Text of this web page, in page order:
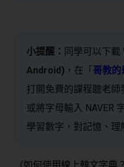
小提醒： 同學可以下載
Android) ，在「 哥教的
打開免費的課程聽老師
或將字母輸入 NAVER
學習數字，對記憶、理